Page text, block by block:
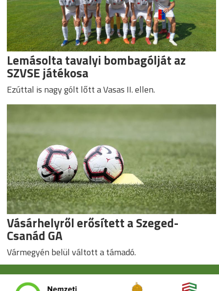
Lemásolta tavalyi bombagólját az
SZVSE játékosa
Ezúttal is nagy gólt lőtt a Vasas II. ellen.
Vásárhelyről erősített a Szeged-
Csanád GA
Vármegyén belül váltott a támadó.